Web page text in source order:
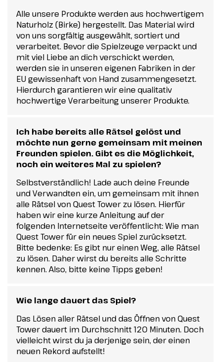
Alle unsere Produkte werden aus hochwertigem
Naturholz (Birke) hergestellt. Das Material wird
von uns sorgfältig ausgewählt, sortiert und
verarbeitet. Bevor die Spielzeuge verpackt und
mit viel Liebe an dich verschickt werden,
werden sie in unseren eigenen Fabriken in der
EU gewissenhaft von Hand zusammengesetzt.
Hierdurch garantieren wir eine qualitativ
hochwertige Verarbeitung unserer Produkte.
Ich habe bereits alle Rätsel gelöst und
möchte nun gerne gemeinsam mit meinen
Freunden spielen. Gibt es die Möglichkeit,
noch ein weiteres Mal zu spielen?
Selbstverständlich! Lade auch deine Freunde
und Verwandten ein, um gemeinsam mit ihnen
alle Rätsel von Quest Tower zu lösen. Hierfür
haben wir eine kurze Anleitung auf der
folgenden Internetseite veröffentlicht: Wie man
Quest Tower für ein neues Spiel zurücksetzt.
Bitte bedenke: Es gibt nur einen Weg, alle Rätsel
zu lösen. Daher wirst du bereits alle Schritte
kennen. Also, bitte keine Tipps geben!
Wie lange dauert das Spiel?
Das Lösen aller Rätsel und das Öffnen von Quest
Tower dauert im Durchschnitt 120 Minuten. Doch
vielleicht wirst du ja derjenige sein, der einen
neuen Rekord aufstellt!